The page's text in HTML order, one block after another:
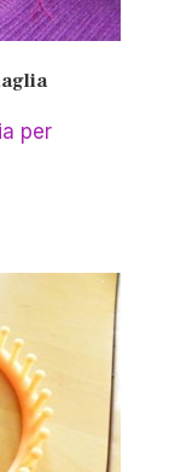
per